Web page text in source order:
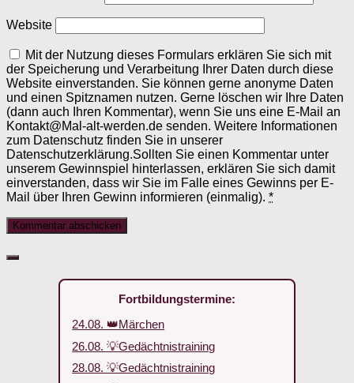
Website
Mit der Nutzung dieses Formulars erklären Sie sich mit
der Speicherung und Verarbeitung Ihrer Daten durch diese
Website einverstanden. Sie können gerne anonyme Daten
und einen Spitznamen nutzen. Gerne löschen wir Ihre Daten
(dann auch Ihren Kommentar), wenn Sie uns eine E-Mail an
Kontakt@Mal-alt-werden.de senden. Weitere Informationen
zum Datenschutz finden Sie in unserer
Datenschutzerklärung.Sollten Sie einen Kommentar unter
unserem Gewinnspiel hinterlassen, erklären Sie sich damit
einverstanden, dass wir Sie im Falle eines Gewinns per E-
Mail über Ihren Gewinn informieren (einmalig). *
Fortbildungstermine:
24.08. 👑Märchen
26.08. 💡Gedächtnistraining
28.08. 💡Gedächtnistraining